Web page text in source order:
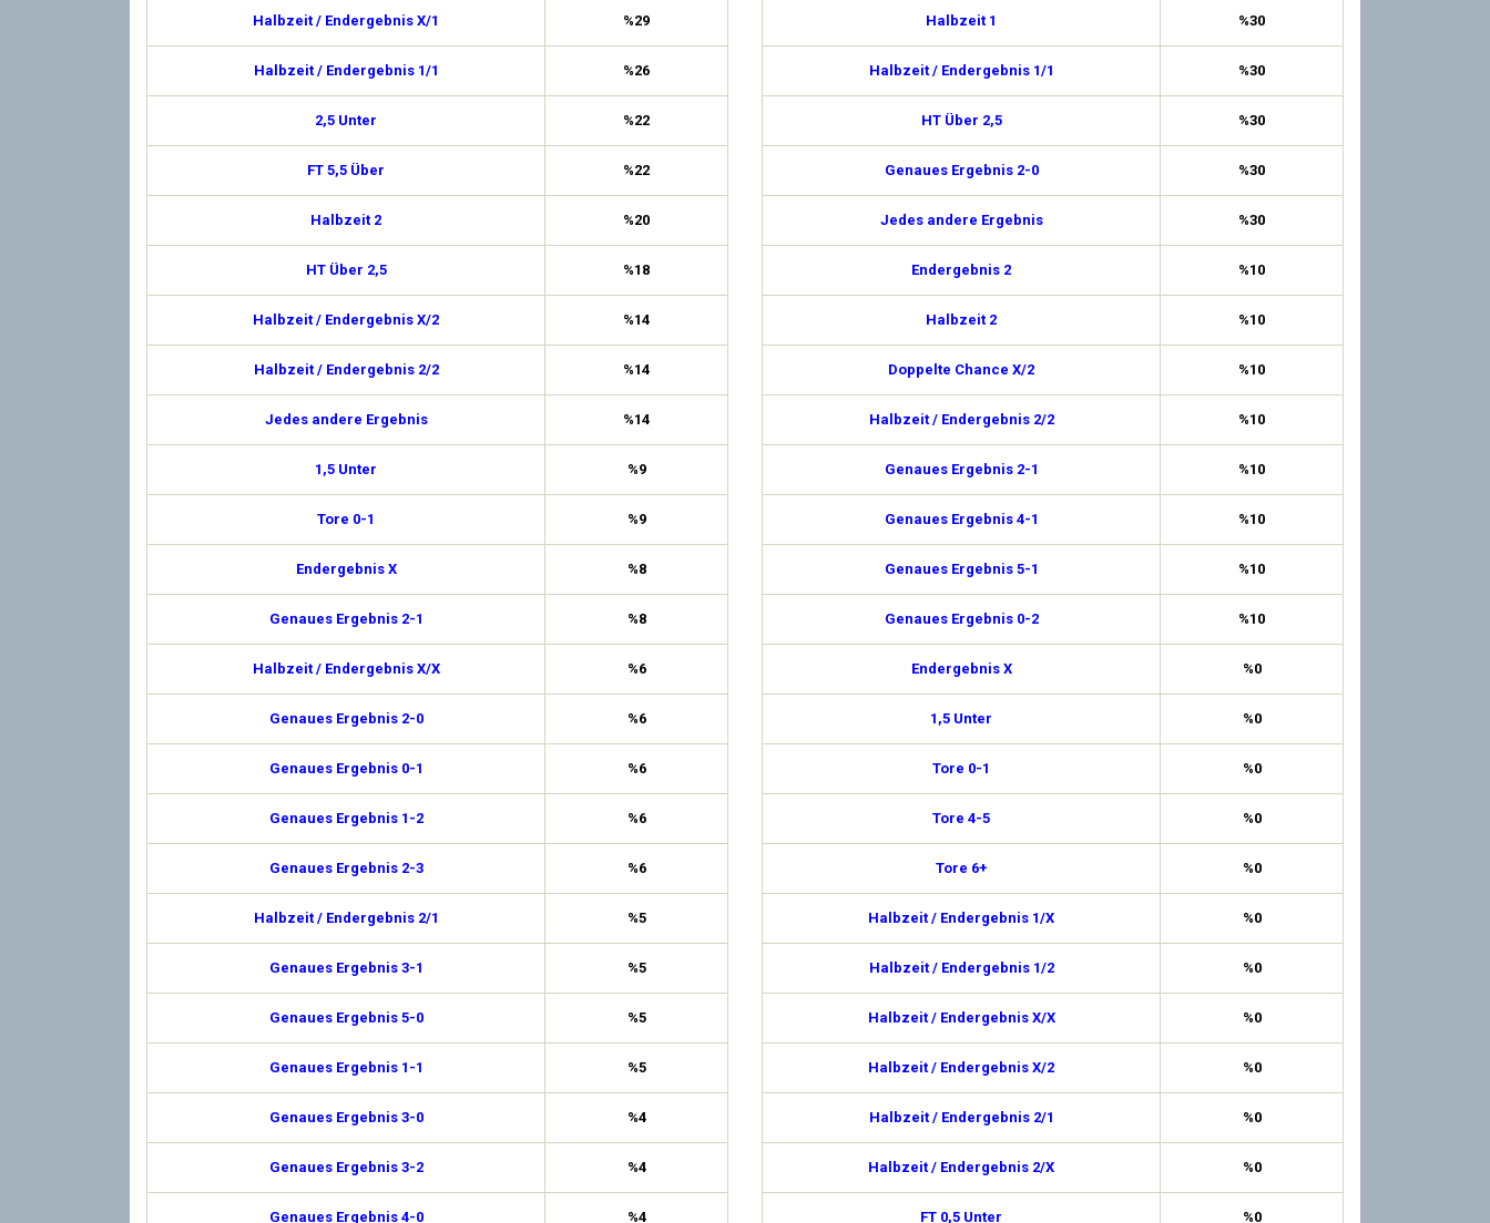
Halbzeit / Endergebnis X/1 %29
Halbzeit / Endergebnis 1/1 %26
2,5 Unter %22
FT 5,5 Über %22
Halbzeit 2 %20
HT Über 2,5 %18
Halbzeit / Endergebnis X/2 %14
Halbzeit / Endergebnis 2/2 %14
Jedes andere Ergebnis %14
1,5 Unter %9
Tore 0-1 %9
Endergebnis X %8
Genaues Ergebnis 2-1 %8
Halbzeit / Endergebnis X/X %6
Genaues Ergebnis 2-0 %6
Genaues Ergebnis 0-1 %6
Genaues Ergebnis 1-2 %6
Genaues Ergebnis 2-3 %6
Halbzeit / Endergebnis 2/1 %5
Genaues Ergebnis 3-1 %5
Genaues Ergebnis 5-0 %5
Genaues Ergebnis 1-1 %5
Genaues Ergebnis 3-0 %4
Genaues Ergebnis 3-2 %4
Genaues Ergebnis 4-0 %4
Halbzeit 1 %30
Halbzeit / Endergebnis 1/1 %30
HT Über 2,5 %30
Genaues Ergebnis 2-0 %30
Jedes andere Ergebnis %30
Endergebnis 2 %10
Halbzeit 2 %10
Doppelte Chance X/2 %10
Halbzeit / Endergebnis 2/2 %10
Genaues Ergebnis 2-1 %10
Genaues Ergebnis 4-1 %10
Genaues Ergebnis 5-1 %10
Genaues Ergebnis 0-2 %10
Endergebnis X %0
1,5 Unter %0
Tore 0-1 %0
Tore 4-5 %0
Tore 6+ %0
Halbzeit / Endergebnis 1/X %0
Halbzeit / Endergebnis 1/2 %0
Halbzeit / Endergebnis X/X %0
Halbzeit / Endergebnis X/2 %0
Halbzeit / Endergebnis 2/1 %0
Halbzeit / Endergebnis 2/X %0
FT 0,5 Unter %0